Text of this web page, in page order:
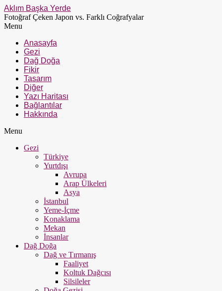
Aklım Başka Yerde
Fotoğraf Çeken Japon vs. Farklı Coğrafyalar
Menu
Anasayfa
Gezi
Dağ Doğa
Fikir
Tasarım
Diğer
Yazı Haritası
Bağlantılar
Hakkında
Menu
Gezi
Türkiye
Yurtdışı
Avrupa
Arap Ülkeleri
Asya
İstanbul
Yeme-İçme
Konaklama
Mekan
İnsanlar
Dağ Doğa
Dağ ve Tırmanış
Faaliyet
Koltuk Dağcısı
Silsileler